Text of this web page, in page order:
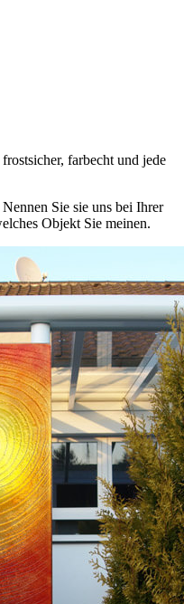
farbecht und jede
Sie sie uns bei Ihrer
Objekt Sie meinen.